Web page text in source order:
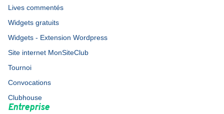
Lives commentés
Widgets gratuits
Widgets - Extension Wordpress
Site internet MonSiteClub
Tournoi
Convocations
Clubhouse
Entreprise